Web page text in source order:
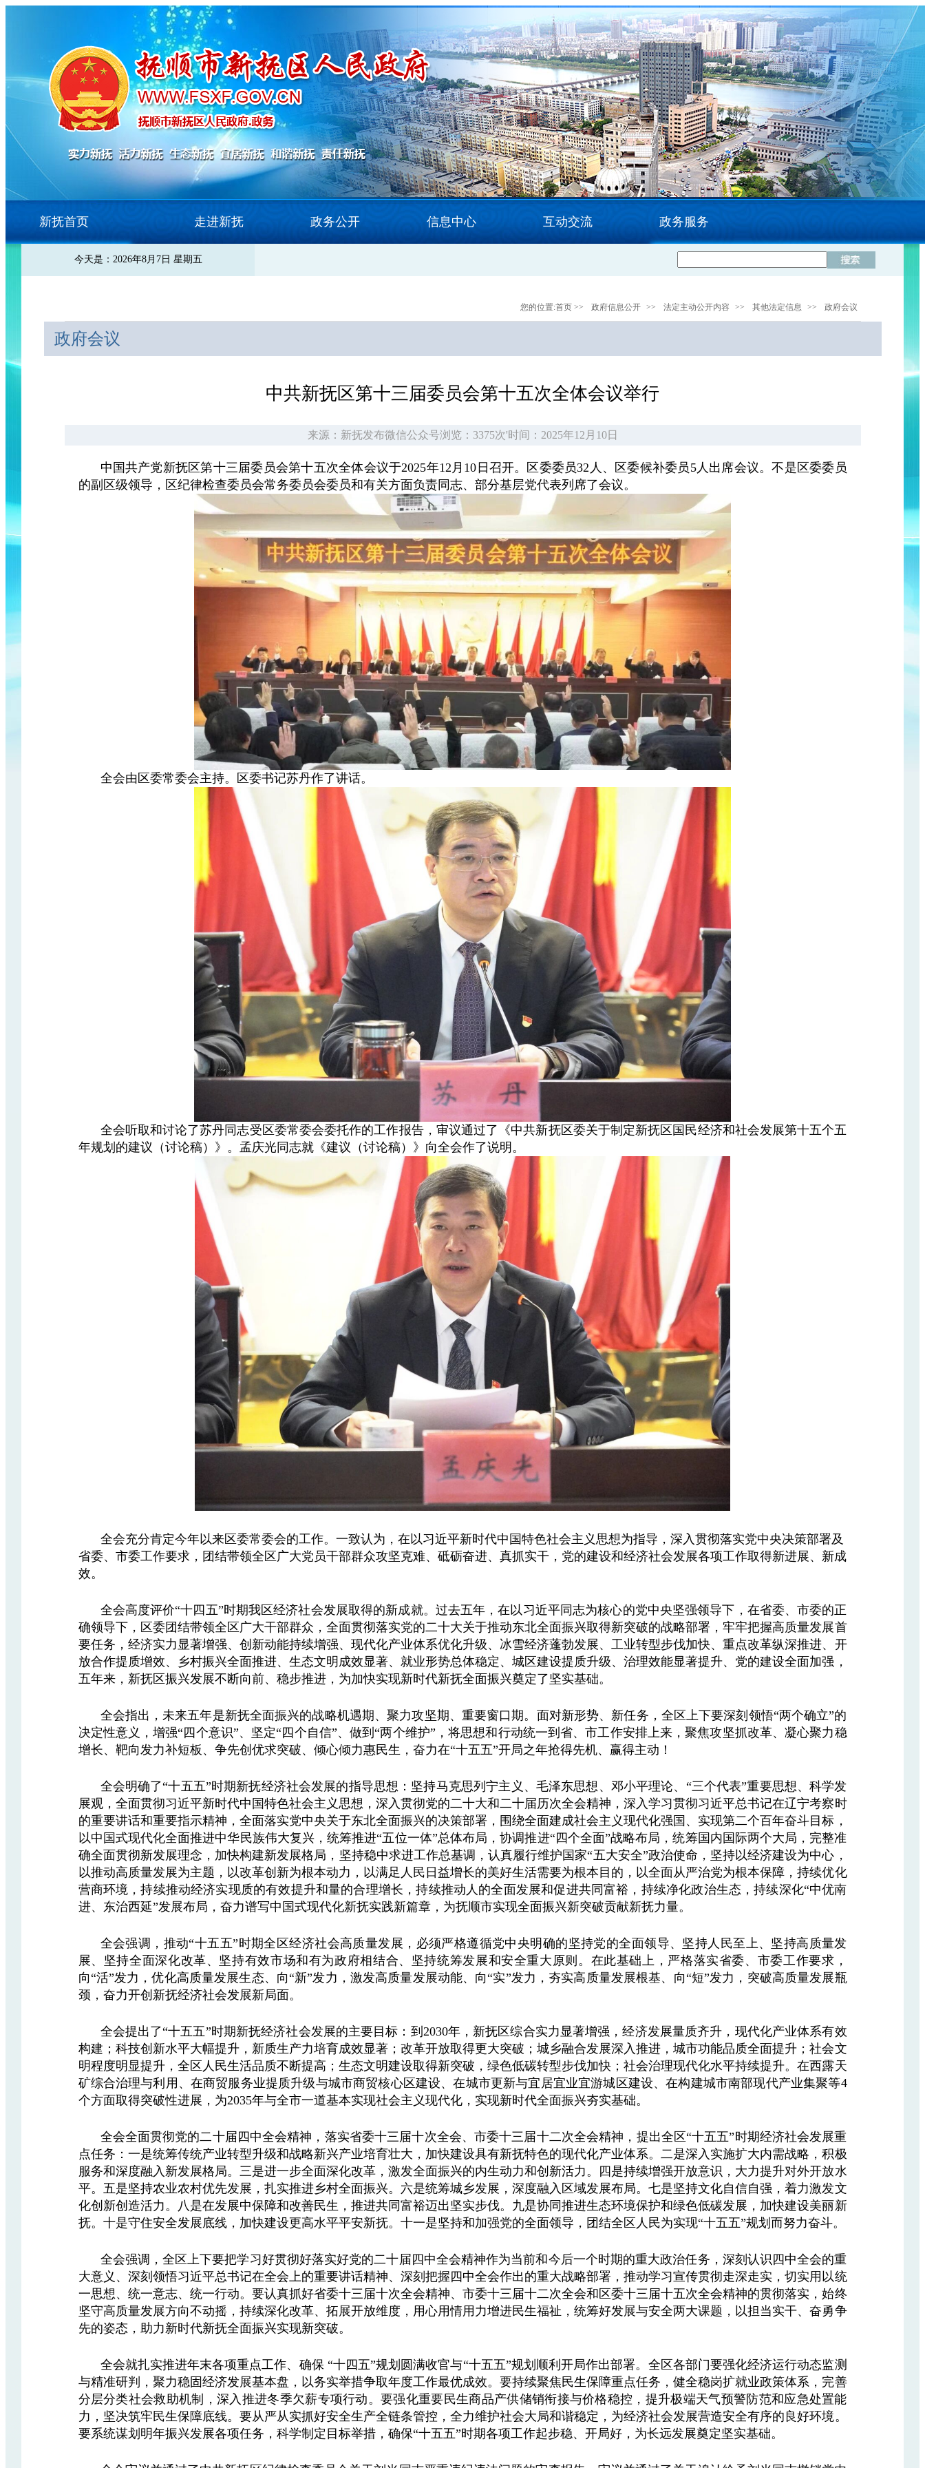
新抚首页 走进新抚 政务公开 信息中心 互动交流 政务服务
今天是：2026年8月7日 星期五
您的位置:首页>> 政府信息公开 >> 法定主动公开内容 >> 其他法定信息 >> 政府会议
政府会议
中共新抚区第十三届委员会第十五次全体会议举行
来源：新抚发布微信公众号浏览：3375次'时间：2025年12月10日
中国共产党新抚区第十三届委员会第十五次全体会议于2025年12月10日召开。区委委员32人、区委候补委员5人出席会议。不是区委委员
的副区级领导，区纪律检查委员会常务委员会委员和有关方面负责同志、部分基层党代表列席了会议。
全会由区委常委会主持。区委书记苏丹作了讲话。
全会听取和讨论了苏丹同志受区委常委会委托作的工作报告，审议通过了《中共新抚区委关于制定新抚区国民经济和社会发展第十五个五
年规划的建议（讨论稿）》。孟庆光同志就《建议（讨论稿）》向全会作了说明。
全会充分肯定今年以来区委常委会的工作。一致认为，在以习近平新时代中国特色社会主义思想为指导，深入贯彻落实党中央决策部署及
省委、市委工作要求，团结带领全区广大党员干部群众攻坚克难、砥砺奋进、真抓实干，党的建设和经济社会发展各项工作取得新进展、新成
效。
全会高度评价“十四五”时期我区经济社会发展取得的新成就。过去五年，在以习近平同志为核心的党中央坚强领导下，在省委、市委的正
确领导下，区委团结带领全区广大干部群众，全面贯彻落实党的二十大关于推动东北全面振兴取得新突破的战略部署，牢牢把握高质量发展首
要任务，经济实力显著增强、创新动能持续增强、现代化产业体系优化升级、冰雪经济蓬勃发展、工业转型步伐加快、重点改革纵深推进、开
放合作提质增效、乡村振兴全面推进、生态文明成效显著、就业形势总体稳定、城区建设提质升级、治理效能显著提升、党的建设全面加强，
五年来，新抚区振兴发展不断向前、稳步推进，为加快实现新时代新抚全面振兴奠定了坚实基础。
全会指出，未来五年是新抚全面振兴的战略机遇期、聚力攻坚期、重要窗口期。面对新形势、新任务，全区上下要深刻领悟“两个确立”的
决定性意义，增强“四个意识”、坚定“四个自信”、做到“两个维护”，将思想和行动统一到省、市工作安排上来，聚焦攻坚抓改革、凝心聚力稳
增长、靶向发力补短板、争先创优求突破、倾心倾力惠民生，奋力在“十五五”开局之年抢得先机、赢得主动！
全会明确了“十五五”时期新抚经济社会发展的指导思想：坚持马克思列宁主义、毛泽东思想、邓小平理论、“三个代表”重要思想、科学发
展观，全面贯彻习近平新时代中国特色社会主义思想，深入贯彻党的二十大和二十届历次全会精神，深入学习贯彻习近平总书记在辽宁考察时
的重要讲话和重要指示精神，全面落实党中央关于东北全面振兴的决策部署，围绕全面建成社会主义现代化强国、实现第二个百年奋斗目标，
以中国式现代化全面推进中华民族伟大复兴，统筹推进“五位一体”总体布局，协调推进“四个全面”战略布局，统筹国内国际两个大局，完整准
确全面贯彻新发展理念，加快构建新发展格局，坚持稳中求进工作总基调，认真履行维护国家“五大安全”政治使命，坚持以经济建设为中心，
以推动高质量发展为主题，以改革创新为根本动力，以满足人民日益增长的美好生活需要为根本目的，以全面从严治党为根本保障，持续优化
营商环境，持续推动经济实现质的有效提升和量的合理增长，持续推动人的全面发展和促进共同富裕，持续净化政治生态，持续深化“中优南
进、东治西延”发展布局，奋力谱写中国式现代化新抚实践新篇章，为抚顺市实现全面振兴新突破贡献新抚力量。
全会强调，推动“十五五”时期全区经济社会高质量发展，必须严格遵循党中央明确的坚持党的全面领导、坚持人民至上、坚持高质量发
展、坚持全面深化改革、坚持有效市场和有为政府相结合、坚持统筹发展和安全重大原则。在此基础上，严格落实省委、市委工作要求，
向“活”发力，优化高质量发展生态、向“新”发力，激发高质量发展动能、向“实”发力，夯实高质量发展根基、向“短”发力，突破高质量发展瓶
颈，奋力开创新抚经济社会发展新局面。
全会提出了“十五五”时期新抚经济社会发展的主要目标：到2030年，新抚区综合实力显著增强，经济发展量质齐升，现代化产业体系有效
构建；科技创新水平大幅提升，新质生产力培育成效显著；改革开放取得更大突破；城乡融合发展深入推进，城市功能品质全面提升；社会文
明程度明显提升，全区人民生活品质不断提高；生态文明建设取得新突破，绿色低碳转型步伐加快；社会治理现代化水平持续提升。在西露天
矿综合治理与利用、在商贸服务业提质升级与城市商贸核心区建设、在城市更新与宜居宜业宜游城区建设、在构建城市南部现代产业集聚等4
个方面取得突破性进展，为2035年与全市一道基本实现社会主义现代化，实现新时代全面振兴夯实基础。
全会全面贯彻党的二十届四中全会精神，落实省委十三届十次全会、市委十三届十二次全会精神，提出全区“十五五”时期经济社会发展重
点任务：一是统筹传统产业转型升级和战略新兴产业培育壮大，加快建设具有新抚特色的现代化产业体系。二是深入实施扩大内需战略，积极
服务和深度融入新发展格局。三是进一步全面深化改革，激发全面振兴的内生动力和创新活力。四是持续增强开放意识，大力提升对外开放水
平。五是坚持农业农村优先发展，扎实推进乡村全面振兴。六是统筹城乡发展，深度融入区域发展布局。七是坚持文化自信自强，着力激发文
化创新创造活力。八是在发展中保障和改善民生，推进共同富裕迈出坚实步伐。九是协同推进生态环境保护和绿色低碳发展，加快建设美丽新
抚。十是守住安全发展底线，加快建设更高水平平安新抚。十一是坚持和加强党的全面领导，团结全区人民为实现“十五五”规划而努力奋斗。
全会强调，全区上下要把学习好贯彻好落实好党的二十届四中全会精神作为当前和今后一个时期的重大政治任务，深刻认识四中全会的重
大意义、深刻领悟习近平总书记在全会上的重要讲话精神、深刻把握四中全会作出的重大战略部署，推动学习宣传贯彻走深走实，切实用以统
一思想、统一意志、统一行动。要认真抓好省委十三届十次全会精神、市委十三届十二次全会和区委十三届十五次全会精神的贯彻落实，始终
坚守高质量发展方向不动摇，持续深化改革、拓展开放维度，用心用情用力增进民生福祉，统筹好发展与安全两大课题，以担当实干、奋勇争
先的姿态，助力新时代新抚全面振兴实现新突破。
全会就扎实推进年末各项重点工作、确保 “十四五”规划圆满收官与“十五五”规划顺利开局作出部署。全区各部门要强化经济运行动态监测
与精准研判，聚力稳固经济发展基本盘，以务实举措争取年度工作最优成效。要持续聚焦民生保障重点任务，健全稳岗扩就业政策体系，完善
分层分类社会救助机制，深入推进冬季欠薪专项行动。要强化重要民生商品产供储销衔接与价格稳控，提升极端天气预警防范和应急处置能
力，坚决筑牢民生保障底线。要从严从实抓好安全生产全链条管控，全力维护社会大局和谐稳定，为经济社会发展营造安全有序的良好环境。
要系统谋划明年振兴发展各项任务，科学制定目标举措，确保“十五五”时期各项工作起步稳、开局好，为长远发展奠定坚实基础。